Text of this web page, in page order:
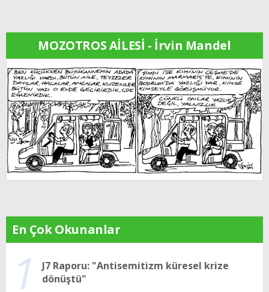
MOZOTROS AİLESİ - İrvin Mandel
En Çok Okunanlar
1
J7 Raporu: "Antisemitizm küresel krize
dönüştü"